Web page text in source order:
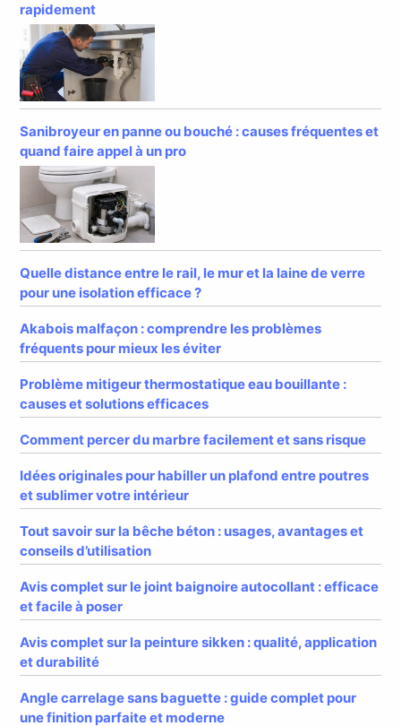
rapidement
Sanibroyeur en panne ou bouché : causes fréquentes et
quand faire appel à un pro
Quelle distance entre le rail, le mur et la laine de verre
pour une isolation efficace ?
Akabois malfaçon : comprendre les problèmes
fréquents pour mieux les éviter
Problème mitigeur thermostatique eau bouillante :
causes et solutions efficaces
Comment percer du marbre facilement et sans risque
Idées originales pour habiller un plafond entre poutres
et sublimer votre intérieur
Tout savoir sur la bêche béton : usages, avantages et
conseils d’utilisation
Avis complet sur le joint baignoire autocollant : efficace
et facile à poser
Avis complet sur la peinture sikken : qualité, application
et durabilité
Angle carrelage sans baguette : guide complet pour
une finition parfaite et moderne